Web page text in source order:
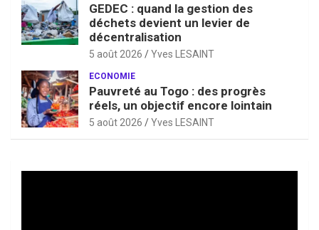
GEDEC : quand la gestion des
déchets devient un levier de
décentralisation
5 août 2026 Yves LESAINT
ECONOMIE
Pauvreté au Togo : des progrès
réels, un objectif encore lointain
5 août 2026 Yves LESAINT